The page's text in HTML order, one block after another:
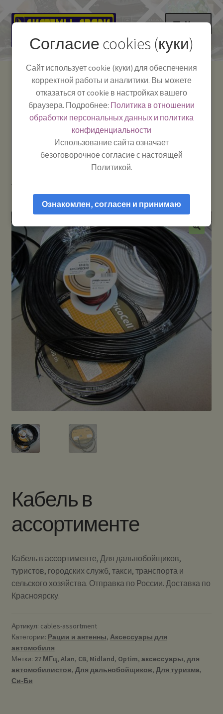
Перейти
навигации
Перейти
содержимому
Меню
Как пользоваться
Полезная информация
Мой аккаунт
Системы Связи:
г. Красноярск, ул.
Работаем:Пн-Пт:
10:00–18:00
-
Телефон:+7-
391-249-1040
Тел.|WA|Telegram:
+79029904090
Кабель в
ассортименте
Кабель в ассортименте, Для дальнобойщиков,
туристов, городских служб, такси, транспорта и
сельского хозяйства. Отправка по России. Доставка по
Красноярску.
Артикул: cables-assortment
Категории: Рации и антенны, Аксессуары для
автомобиля
Метки: 27 МГц, Alan, CB, Midland, Optim, аксессуары, для
автомобилистов, Для дальнобойщиков, Для туризма,
Си-Би
Согласие cookies (куки)
Сайт использует cookie (куки) для обеспечения
корректной работы и аналитики. Вы можете
отказаться от cookie в настройках вашего
браузера. Подробнее: Политика в отношении
обработки персональных данных и политика
конфиденциальности
Использование сайта означает
безоговорочное согласие с настоящей
Политикой.
Ознакомлен, согласен и принимаю